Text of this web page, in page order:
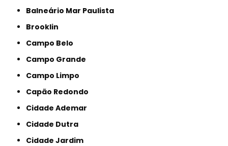
Balneário Mar Paulista
Brooklin
Campo Belo
Campo Grande
Campo Limpo
Capão Redondo
Cidade Ademar
Cidade Dutra
Cidade Jardim